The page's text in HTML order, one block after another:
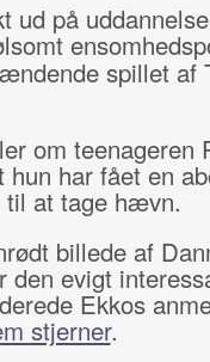
på
spillet af
om teenageren
har fået en
til at tage hævn.
billede af
evigt
Ekkos
stjerner.